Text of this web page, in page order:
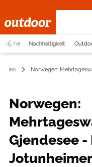
Nachhaltigkeit
Norwegen:
Norwegen:
Gjendesee